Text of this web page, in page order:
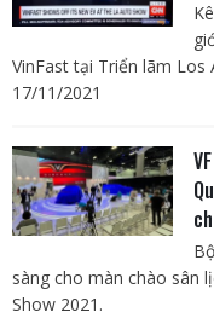
VinFast tại Triển lãm Los
17/11/2021
sàng cho màn chào sân
Show 2021.